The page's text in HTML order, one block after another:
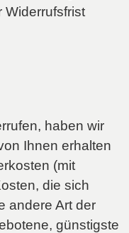
Widerrufsfrist
haben wir
Ihnen erhalten
(mit
die sich
andere Art der
günstigste